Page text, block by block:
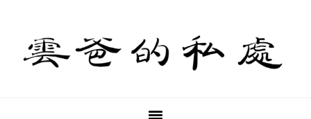
primary
navigation
content
primary
sidebar